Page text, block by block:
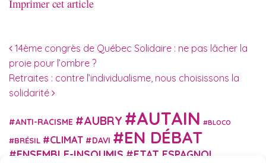
Imprimer cet article
Navigation des articles
14ème congrès de Québec Solidaire : ne pas lâcher la
proie pour l’ombre ?
Retraites : contre l’individualisme, nous choisissons la
solidarité
ANTI-RACISME AUBRY AUTAIN BLOCO
BRÉSIL CLIMAT DAVI EN DÉBAT
ENSEMBLE-INSOUMIS ETAT ESPAGNOL